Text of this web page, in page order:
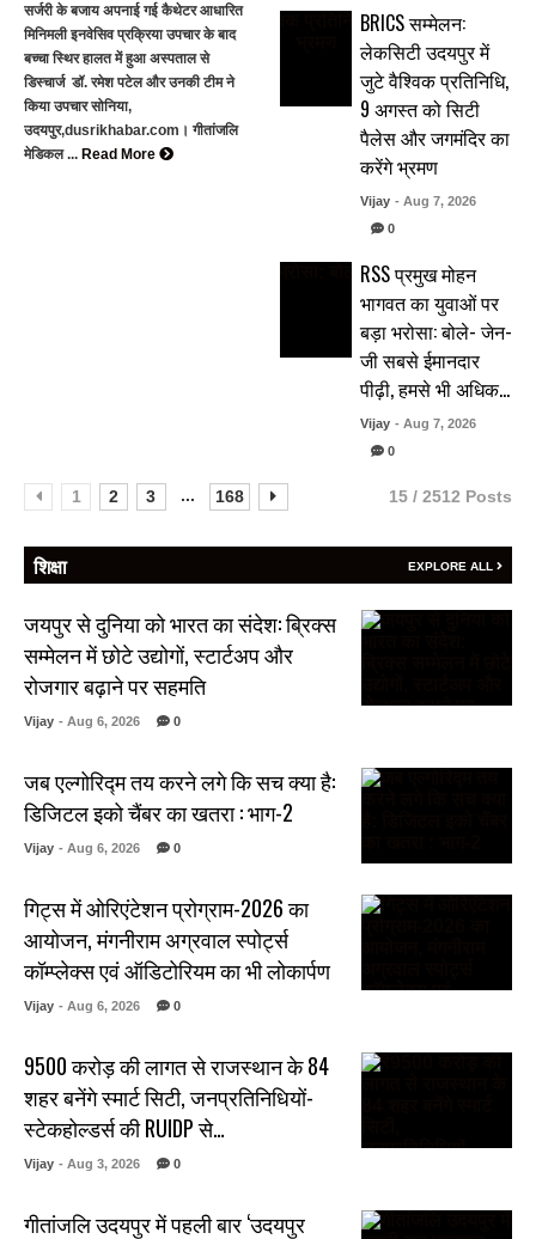
सर्जरी के बजाय अपनाई गई कैथेटर आधारित
मिनिमली इनवेसिव प्रक्रिया उपचार के बाद
बच्चा स्थिर हालत में हुआ अस्पताल से
डिस्चार्ज डॉ. रमेश पटेल और उनकी टीम ने
किया उपचार सोनिया,
उदयपुर,dusrikhabar.com। गीतांजलि
मेडिकल ... Read More
BRICS सम्मेलन:
लेकसिटी उदयपुर में
जुटे वैश्विक प्रतिनिधि,
9 अगस्त को सिटी
पैलेस और जगमंदिर का
करेंगे भ्रमण
Vijay - Aug 7, 2026
0
RSS प्रमुख मोहन
भागवत का युवाओं पर
बड़ा भरोसा: बोले- जेन-
जी सबसे ईमानदार
पीढ़ी, हमसे भी अधिक…
Vijay - Aug 7, 2026
0
1 2 3 ... 168 15 / 2512 Posts
शिक्षा EXPLORE ALL
जयपुर से दुनिया को भारत का संदेश: ब्रिक्स
सम्मेलन में छोटे उद्योगों, स्टार्टअप और
रोजगार बढ़ाने पर सहमति
Vijay - Aug 6, 2026 0
जब एल्गोरिद्म तय करने लगे कि सच क्या है:
डिजिटल इको चैंबर का खतरा : भाग-2
Vijay - Aug 6, 2026 0
गिट्स में ओरिएंटेशन प्रोग्राम-2026 का
आयोजन, मंगनीराम अग्रवाल स्पोर्ट्स
कॉम्प्लेक्स एवं ऑडिटोरियम का भी लोकार्पण
Vijay - Aug 6, 2026 0
₹9500 करोड़ की लागत से राजस्थान के 84
शहर बनेंगे स्मार्ट सिटी, जनप्रतिनिधियों-
स्टेकहोल्डर्स की RUIDP से…
Vijay - Aug 3, 2026 0
गीतांजलि उदयपुर में पहली बार ‘उदयपुर